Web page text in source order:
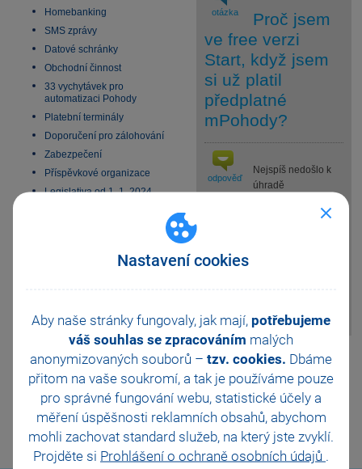
Nastavení cookies
Aby naše stránky fungovaly, jak mají, potřebujeme
váš souhlas se zpracováním malých
anonymizovaných souborů – tzv. cookies. Dbáme
přitom na vaše soukromí, a tak je používáme pouze
pro správné fungování webu, statistické účely a
měření úspěšnosti reklamních obsahů, abychom
mohli zachovat standard služeb, na který jste zvyklí.
Projděte si Prohlášení o ochraně osobních údajů .
Homebanking
SMS zprávy
Datové schránky
Obchodní činnost
33 vychytávek pro
automatizaci Pohody
Platební terminály
Doporučení pro zálohování
Zabezpečení
Příspěvkové organizace
Legislativa od 1. 1. 2024
otázka
Proč jsem
ve free verzi
Start, když jsem
si už platil
předplatné
mPohody?
odpověď
Nejspíš nedošlo k
úhradě
mPohody. Předplatné si můžete
Pomohla Vám tato
odpověď?
Ne Nevím
Odeslat Tisknout